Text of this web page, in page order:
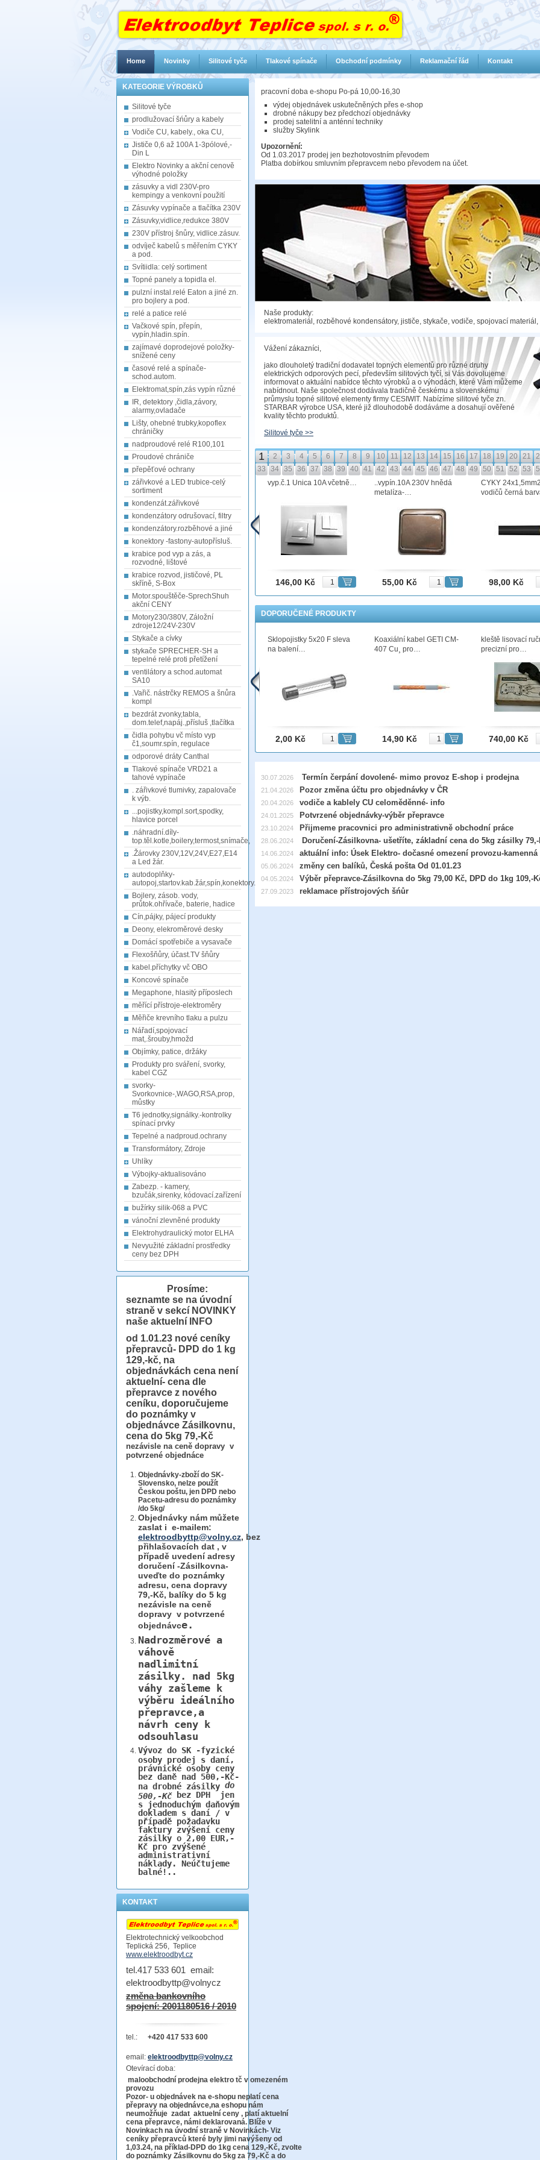
KATEGORIE VÝROBKŮ
Silitové tyče
prodlužovací šńůry a kabely
Vodiče CU, kabely., oka CU,
Jističe 0,6 až 100A 1-3pólové,-
Din L
Elektro Novinky a akční cenově
výhodné položky
zásuvky a vidl 230V-pro
kempingy a venkovní použití
Zásuvky vypínače a tlačítka 230V
Zásuvky,vidlice,redukce 380V
230V přístroj šnůry, vidlice.zásuv.
odvíječ kabelů s měřením CYKY
a pod.
Svítiidla: celý sortiment
Topné panely a topidla el.
pulzní instal.relé Eaton a jiné zn.
pro bojlery a pod.
relé a patice relé
Vačkové spín, přepín,
vypín,hladin.spín.
zajímavé doprodejové položky-
snížené ceny
časové relé a spínače-
schod.autom.
Elektromat,spín,zás vypín různé
IR, detektory ,čidla,závory,
alarmy,ovladače
Lišty, ohebné trubky,kopoflex
chráničky
nadproudové relé R100,101
Proudové chrániče
přepěťové ochrany
zářivkové a LED trubice-celý
sortiment
kondenzát.zářivkové
kondenzátory odrušovací, filtry
kondenzátory.rozběhové a jiné
konektory -fastony-autopřísluš.
krabice pod vyp a zás, a
rozvodné, lištové
krabice rozvod, jističové, PL
skříně, S-Box
Motor.spouštěče-SprechShuh
akční CENY
Motory230/380V, Záložní
zdroje12/24V-230V
Stykače a cívky
stykače SPRECHER-SH a
tepelné relé proti přetížení
ventilátory a schod.automat
SA10
.Vařič. nástrčky REMOS a šnůra
kompl
bezdrát zvonky,tabla,
dom.telef,napáj.,přísluš ,tlačítka
čidla pohybu vč místo vyp
č1,soumr.spín, regulace
odporové dráty Canthal
Tlakové spínače VRD21 a
tahové vypínače
. zářivkové tlumivky, zapalovače
k výb.
...pojistky,kompl.sort,spodky,
hlavice porcel
.náhradní.díly-
top.těl.kotle,boilery,termost,snímače,
.Žárovky 230V,12V,24V,E27,E14
a Led žár.
autodoplňky-
autopoj,startov.kab.žár,spín,konektory.
Bojlery, zásob. vody,
průtok.ohřívače, baterie, hadice
Cín,pájky, pájecí produkty
Deony, elekroměrové desky
Domácí spotřebiče a vysavače
Flexošňůry, účast.TV šňůry
kabel.příchytky vč OBO
Koncové spínače
Megaphone, hlasitý příposlech
měřící přístroje-elektroměry
Měřiče krevního tlaku a pulzu
Nářadí,spojovací
mat,.šrouby,hmožd
Objímky, patice, držáky
Produkty pro sváření, svorky,
kabel CGZ
svorky-
Svorkovnice-,WAGO,RSA,prop,
můstky
T6 jednotky,signálky.-kontrolky
spínací prvky
Tepelné a nadproud.ochrany
Transformátory, Zdroje
Uhlíky
Výbojky-aktualisováno
Zabezp. - kamery,
bzučák,sirenky, kódovací.zařízení
bužírky silik-068 a PVC
vánoční zlevněné produkty
Elektrohydraulický motor ELHA
Nevyužité základní prostředky
ceny bez DPH
Prosíme:
seznamte se na úvodní
straně v sekcí NOVINKY
naše aktuelní INFO
od 1.01.23 nové ceníky
přepravců- DPD do 1 kg
129,-kč, na
objednávkách cena není
aktuelní- cena dle
přepravce z nového
ceníku, doporučujeme
do poznámky v
objednávce Zásilkovnu,
cena do 5kg 79,-Kč
nezávisle na ceně dopravy v
potvrzené objednáce
Objednávky-zboží do SK-
Slovensko, nelze použít
Českou poštu, jen DPD nebo
Pacetu-adresu do poznámky
/do 5kg/
Objednávky nám můžete
zaslat i e-mailem:
elektroodbyttp@volny.cz, bez
přihlašovacích dat , v
případě uvedení adresy
doručení -Zásilkovna-
uveďte do poznámky
adresu, cena dopravy
79,-Kč, balíky do 5 kg
nezávisle na ceně
dopravy v potvrzené
objednávce.
Nadrozměrové a
váhově
nadlimitní
zásilky. nad 5kg
váhy zašleme k
výběru ideálního
přepravce,a
návrh ceny k
odsouhlasu
Vývoz do SK -fyzické
osoby prodej s daní,
právnické osoby ceny
bez daně nad 500,-Kč-
na drobné zásilky do
500,-Kčbez DPH jen
s jednoduchým daňovým
dokladem s daní / v
případě požadavku
faktury zvýšení ceny
zásilky o 2,00 EUR,-
Kč pro zvýšené
administrativní
náklady. Neúčtujeme
balné!..
KONTAKT
Elektrotechnický velkoobchod
Teplická 256, Teplice
www.elektroodbyt.cz
tel.417 533 601 email:
elektroodbyttp@volnycz
změna bankovního
spojení: 2001180516 / 2010
tel.: +420 417 533 600
email: elektroodbyttp@volny.cz
Otevírací doba:
maloobchodní prodejna elektro tč v omezeném
provozu
Pozor- u objednávek na e-shopu neplatí cena
přepravy na objednávce,na eshopu nám
neumožňuje zadat aktuelní ceny , platí aktuelní
cena přepravce, námi deklarovaná. Blíže v
Novinkach na úvodní straně v Novinkách- Viz
ceníky přepravců které byly jimi navýšeny od
1,03.24, na příklad-DPD do 1kg cena 129,-Kč, zvolte
do poznámky Zásilkovnu do 5kg za 79,-Kč a do
pracovní doba e-shopu Po-pá 10,00-16,30
výdej objednávek uskutečněných přes e-shop
drobné nákupy bez předchozí objednávky
prodej satelitní a anténní techniky
služby Skylink
Upozornění:
Od 1.03.2017 prodej jen bezhotovostním převodem
Platba dobírkou smluvním přepravcem nebo převodem na účet.
Naše produkty:
elektromateriál, rozběhové kondensátory, jističe, stykače, vodiče, spojovací
Vážení zákazníci,
jako dlouholetý tradiční dodavatel topných elementů pro různé druhy
elektrických odporových pecí, především silitových tyčí, si Vás dovolujeme
informovat o aktuální nabídce těchto výrobků a o výhodách, které Vám můžeme
nabídnout. Naše společnost dodávala tradičně českému a slovenskému
průmyslu topné silitové elementy firmy CESIWIT. Nabízíme silitové tyče zn.
STARBAR výrobce USA, které již dlouhodobě dodáváme a dosahují ověřené
kvality těchto produktů.
Silitové tyče >>
PRODUKTY V AKCI
vyp.č.1 Unica 10A včetně…
146,00 Kč
..vypín.10A 230V hnědá
metalíza-…
55,00 Kč
CYKY
vodičů černá
98,00 Kč
1 2 3 4 5 6 7 8 9 10 11 12 13 14 15 16 17 18 19 20 21
33
34 35 36 37 38 39 40 41 42 43 44 45 46 47 48 49 50 51 52 53
DOPORUČENÉ PRODUKTY
Sklopojistky 5x20 F sleva
na balení…
2,00 Kč
Koaxiální kabel GETI CM-
407 Cu¸ pro…
14,90 Kč
kleště lisovací
precizní pro…
740,00 Kč
30.07.2026 Termín čerpání dovolené- mimo provoz E-shop i prodejna
21.04.2026 Pozor změna účtu pro objednávky v ČR
20.04.2026 vodiče a kablely CU celoměděnné- info
24.01.2025 Potvrzené objednávky-výběr přepravce
23.10.2024 Přijmeme pracovnici pro administrativně obchodní práce
28.06.2024 Doručení-Zásilkovna- ušetříte, základní cena do 5kg zásilky 79,-
14.06.2024 aktuální info: Úsek Elektro- dočasné omezení provozu-
05.06.2024 změny cen balíků, Česká pošta Od 01.01.23
04.05.2024 Výběr přepravce-Zásilkovna do 5kg 79,00 Kč, DPD do 1kg 109,-
27.09.2023 reklamace přístrojových šńůr
Home Novinky Silitové tyče Tlakové spínače Obchodní podmínky Reklamační řád Kontakt